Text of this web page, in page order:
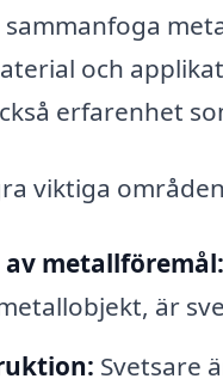
och
erfarenhet
viktiga
metallföremål:
är
Svetsare